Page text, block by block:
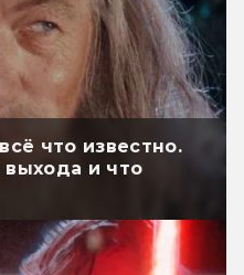
что известно.
и что